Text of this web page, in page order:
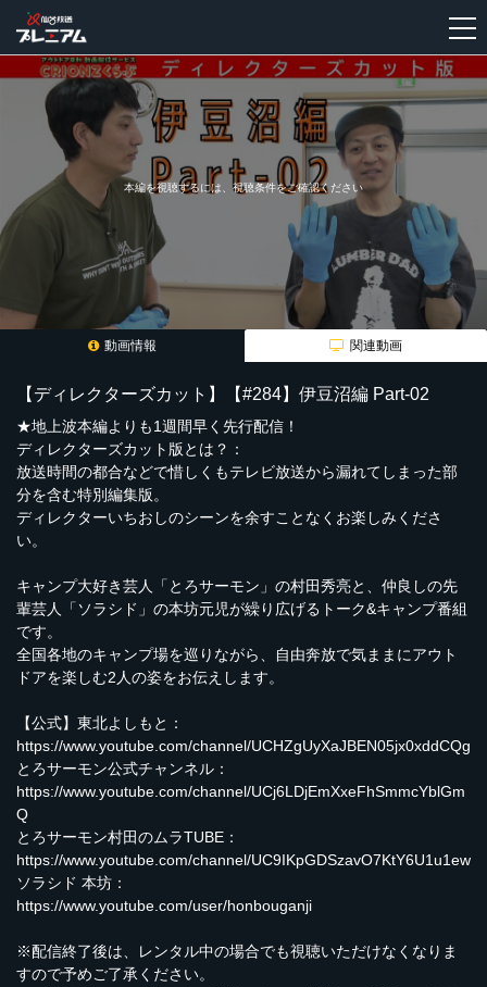
規
本編を視聴するには、視聴条件をご確認ください
動画情報 関連動画
【ディレクターズカット】【#284】伊豆沼編 Part-02
★地上波本編よりも1週間早く先行配信！
ディレクターズカット版とは？：
放送時間の都合などで惜しくもテレビ放送から漏れてしまった部
分を含む特別編集版。
ディレクターいちおしのシーンを余すことなくお楽しみくださ
い。
キャンプ大好き芸人「とろサーモン」の村田秀亮と、仲良しの先
輩芸人「ソラシド」の本坊元児が繰り広げるトーク&キャンプ番組
です。
全国各地のキャンプ場を巡りながら、自由奔放で気ままにアウト
ドアを楽しむ2人の姿をお伝えします。
【公式】東北よしもと：
https://www.youtube.com/channel/UCHZgUyXaJBEN05jx0xddCQg
とろサーモン公式チャンネル：
https://www.youtube.com/channel/UCj6LDjEmXxeFhSmmcYblGm
Q
とろサーモン村田のムラTUBE：
https://www.youtube.com/channel/UC9IKpGDSzavO7KtY6U1u1ew
ソラシド 本坊：
https://www.youtube.com/user/honbouganji
※配信終了後は、レンタル中の場合でも視聴いただけなくなりま
すので予めご了承ください。